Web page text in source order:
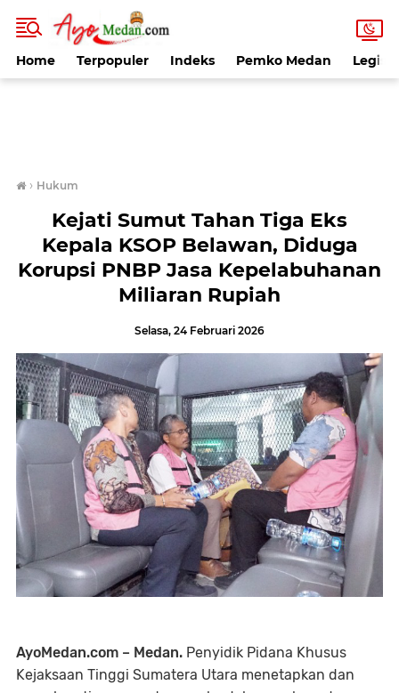
Home Terpopuler Indeks Pemko Medan
› Hukum
Kejati Sumut Tahan Tiga Eks
Kepala KSOP Belawan, Diduga
Korupsi PNBP Jasa Kepelabuhanan
Miliaran Rupiah
Selasa, 24 Februari 2026
AyoMedan.com – Medan. Penyidik Pidana Khusus
Kejaksaan Tinggi Sumatera Utara menetapkan dan